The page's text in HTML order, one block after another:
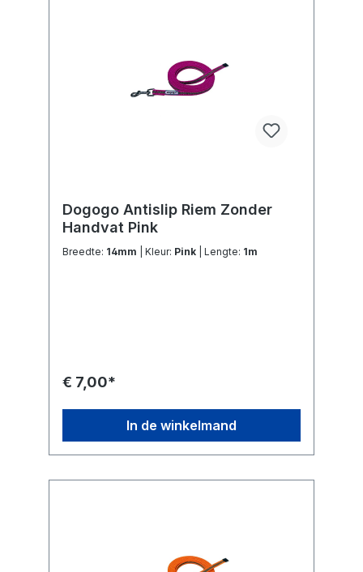
Dogogo Antislip Riem Zonder
Handvat Pink
Breedte: 14mm | Kleur: Pink | Lengte: 1m
€ 7,00*
In de winkelmand